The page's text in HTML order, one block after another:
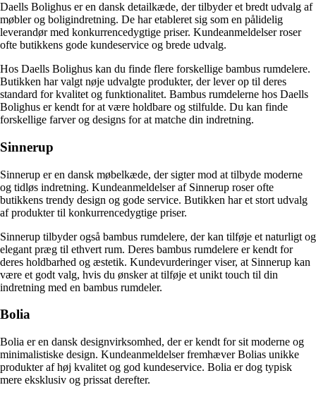
Daells Bolighus er en dansk detailkæde, der tilbyder et bredt udvalg af
møbler og boligindretning. De har etableret sig som en pålidelig
leverandør med konkurrencedygtige priser. Kundeanmeldelser roser
ofte butikkens gode kundeservice og brede udvalg.
Hos Daells Bolighus kan du finde flere forskellige bambus rumdelere.
Butikken har valgt nøje udvalgte produkter, der lever op til deres
standard for kvalitet og funktionalitet. Bambus rumdelerne hos Daells
Bolighus er kendt for at være holdbare og stilfulde. Du kan finde
forskellige farver og designs for at matche din indretning.
Sinnerup
Sinnerup er en dansk møbelkæde, der sigter mod at tilbyde moderne
og tidløs indretning. Kundeanmeldelser af Sinnerup roser ofte
butikkens trendy design og gode service. Butikken har et stort udvalg
af produkter til konkurrencedygtige priser.
Sinnerup tilbyder også bambus rumdelere, der kan tilføje et naturligt og
elegant præg til ethvert rum. Deres bambus rumdelere er kendt for
deres holdbarhed og æstetik. Kundevurderinger viser, at Sinnerup kan
være et godt valg, hvis du ønsker at tilføje et unikt touch til din
indretning med en bambus rumdeler.
Bolia
Bolia er en dansk designvirksomhed, der er kendt for sit moderne og
minimalistiske design. Kundeanmeldelser fremhæver Bolias unikke
produkter af høj kvalitet og god kundeservice. Bolia er dog typisk
mere eksklusiv og prissat derefter.